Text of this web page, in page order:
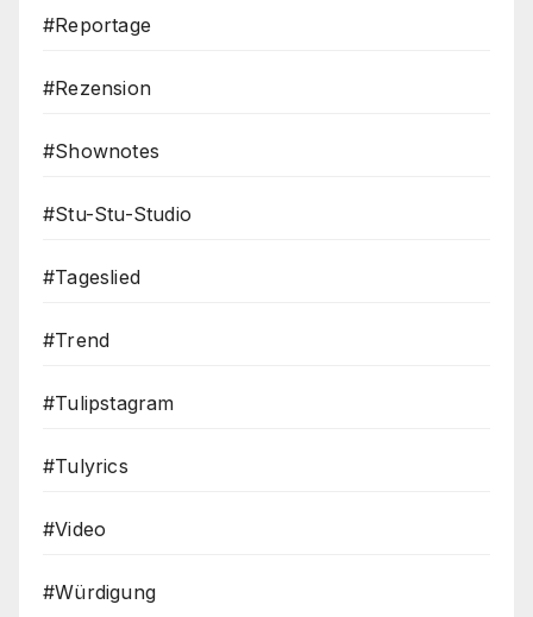
#Reportage
#Rezension
#Shownotes
#Stu-Stu-Studio
#Tageslied
#Trend
#Tulipstagram
#Tulyrics
#Video
#Würdigung